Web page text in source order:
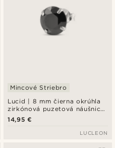
Lucid | 8 mm čierna okrúhla
zirkónová puzetová náušnica
z mincového striebra 925
Mincové Striebro
14,95 €
LUCLEON